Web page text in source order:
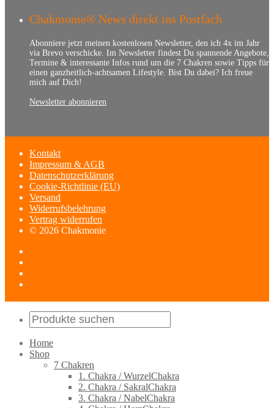
Chakmonie® News direkt ins Postfach
Abonniere jetzt meinen kostenlosen Newsletter, den ich 4x im Jahr
via Brevo verschicke. Im Newsletter findest Du spannende Angebote,
Termine & interessante Infos rund um die 7 Chakren sowie Tipps für
einen ganzheitlich-achtsamen Lifestyle. Bist Du dabei? Ich freue
mich auf Dich!
Newsletter abonnieren
Kontakt
Impressum & AGB
Datenschutzerklärung
Cookie-Richtlinie (EU)
Versand
Widerrufsbelehrung
Vertrag widerrufen
© 2026 Chakmonie
Home
Shop
7 Chakren
1. Chakra / WurzelChakra
2. Chakra / SakralChakra
3. Chakra / NabelChakra